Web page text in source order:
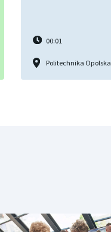
00:01
Politechnika Opolska